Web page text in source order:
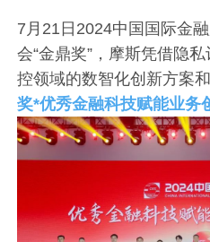
7月21日2024中国国际金
会“金鼎奖”，摩斯凭借隐
控领域的数智化创新方案
奖*优秀金融科技赋能业务